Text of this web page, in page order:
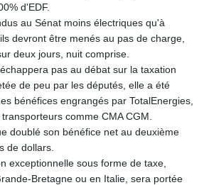
d'EDF.
au Sénat moins électriques qu'à
devront être menés au pas de charge,
deux jours, nuit comprise.
pas au débat sur la taxation
de peu par les députés, elle a été
bénéfices engrangés par TotalEnergies,
comme CMA CGM.
doublé son bénéfice net au deuxième
de dollars.
exceptionnelle sous forme de taxe,
Bretagne ou en Italie, sera portée